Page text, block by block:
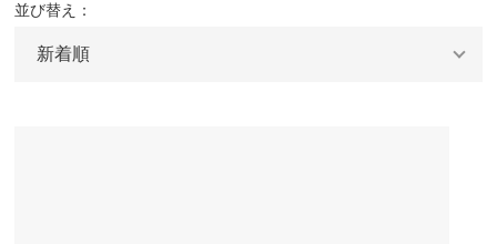
並び替え：